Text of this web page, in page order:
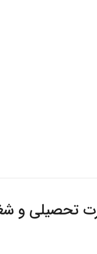
تحصیلی و